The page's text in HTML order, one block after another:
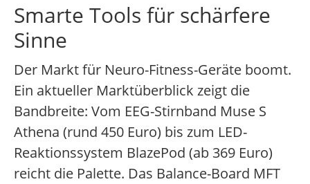
Smarte Tools für schärfere
Sinne
Der Markt für Neuro-Fitness-Geräte boomt.
Ein aktueller Marktüberblick zeigt die
Bandbreite: Vom EEG-Stirnband Muse S
Athena (rund 450 Euro) bis zum LED-
Reaktionssystem BlazePod (ab 369 Euro)
reicht die Palette. Das Balance-Board MFT